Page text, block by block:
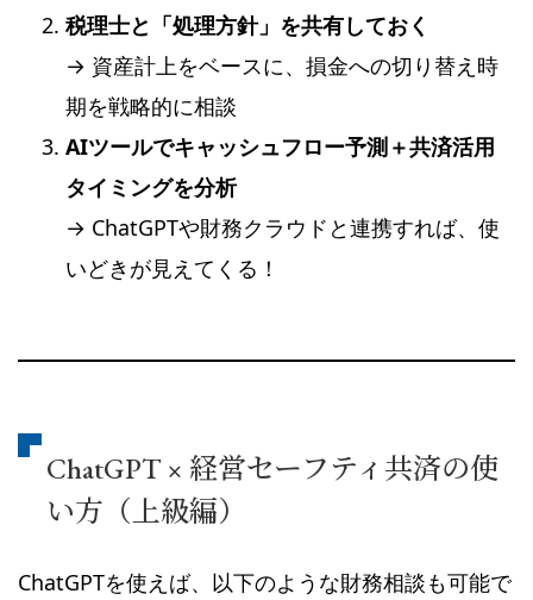
税理士と「処理方針」を共有しておく
→ 資産計上をベースに、損金への切り替え時
期を戦略的に相談
AIツールでキャッシュフロー予測＋共済活用
タイミングを分析
→ ChatGPTや財務クラウドと連携すれば、使
いどきが見えてくる！
ChatGPT × 経営セーフティ共済の使
い方（上級編）
ChatGPTを使えば、以下のような財務相談も可能で